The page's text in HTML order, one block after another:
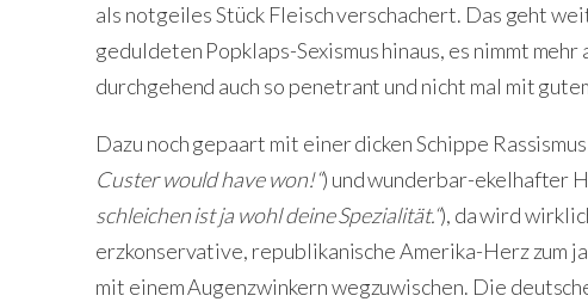
als notgeiles Stück Fleisch verschachert. Das geht
geduldeten Popklaps-Sexismus hinaus, es nimmt
durchgehend auch so penetrant und nicht mal mit
Dazu noch gepaart mit einer dicken Schippe Rassismus
Custer would have won!“) und wunderbar-ekelhafter
schleichen ist ja wohl deine Spezialität.“), da wird
erzkonservative, republikanische Amerika-Herz zum
mit einem Augenzwinkern wegzuwischen. Die